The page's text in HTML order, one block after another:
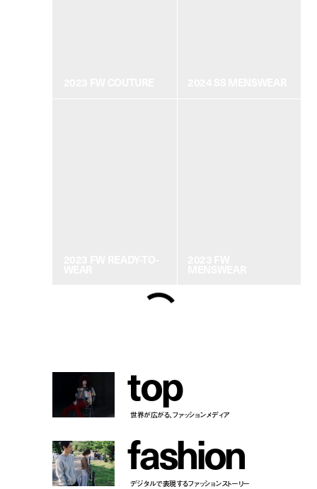
top
世界が広がる、ファッションメディア
fashion
デジタルで表現するファッションストーリー